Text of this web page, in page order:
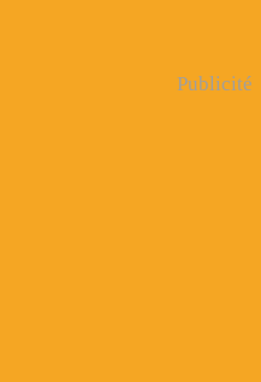
Publicité